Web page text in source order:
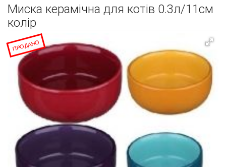
Миска керамічна для котів 0.3л/11см
колір
ПРОДАНО